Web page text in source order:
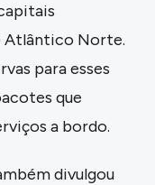
Atlântico Norte.
para esses
que
a bordo.
divulgou